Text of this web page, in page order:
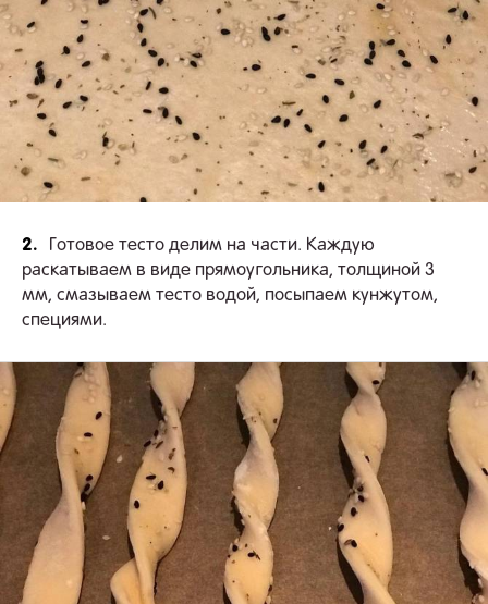
2.
Готовое тесто делим на части. Каждую
раскатываем в виде прямоугольника, толщиной 3
мм, смазываем тесто водой, посыпаем кунжутом,
специями.